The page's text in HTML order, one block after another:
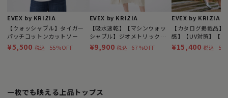
EVEX by KRIZIA
【ウォッシャブル】タイガー
パッチコットンカットソー
¥5,500 税込 55%OFF
EVEX by KRIZIA
【吸水速乾】【マシンウォッ
シャブル】ジオメトリックゼ
ブラプリントワンピース
¥9,900 税込 67%OFF
EVEX by KRIZIA
【カタログ掲載品】
感】【UV対策】【
ブル】リネンライク
ーワンピース
¥15,400 税込
一枚でも映える上品トップス